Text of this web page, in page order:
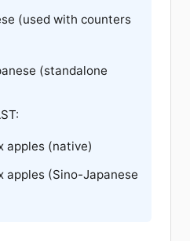
(used with counters
(standalone
apples (native)
apples (Sino-Japanese